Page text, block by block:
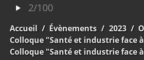
2/100
Accueil / Évènements / 2023 /
Colloque "Santé et industrie face
Colloque "Santé et industrie face